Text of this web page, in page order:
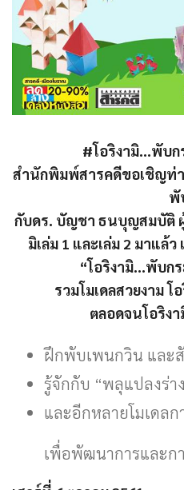
#โอริงามิ…พับก
สำนักพิมพ์สารคดีขอเชิญท่
พั
กับดร. บัญชา ธนบุญสมบัติ ผู้
มิเล่ม 1 และเล่ม 2 มาแล้
“โอริงามิ…พับก
รวมโมเดลสวยงาม
ตลอดจนโอริง
ฝึกพับเพนกวิน และ
รู้จักกับ “พลุแปลงร่า
และอีกหลายโมเดล
เพื่อพัฒนาการและก